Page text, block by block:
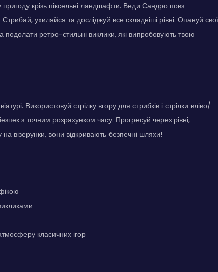
крізь піксельні ландшафти. Веди Сандро повз
Стрибай, ухиляйся та досліджуй все складніші рівні. Опануй свої
ретро-стильні виклики, які випробовують твою
Використовуй стрілку вгору для стрибків і стрілки вліво/
з точним розрахунком часу. Прогресуй через рівні,
візерунки, вони відкривають безпечні шляхи!
класичних ігор